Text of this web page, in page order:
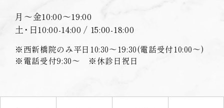
月〜金10:00〜19:00
土･日10:00-14:00 / 15:00-18:00
※西新橋院のみ平日10:30〜19:30(電話受付10:00〜)
※電話受付9:30〜 ※休診日祝日